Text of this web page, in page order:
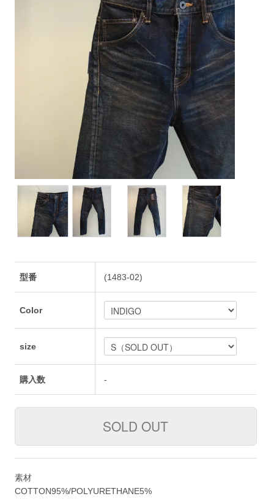
型番 (1483-02)
Color
size
購入数 -
素材
COTTON95%/POLYURETHANE5%